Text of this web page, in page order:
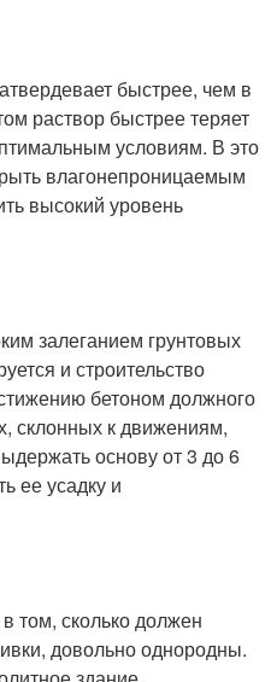
быстрее, чем в
раствор быстрее теряет
условиям. В это
влагонепроницаемым
высокий уровень
залеганием грунтовых
и строительство
бетоном должного
склонных к движениям,
основу от 3 до 6
ее усадку и
том, сколько должен
довольно однородны.